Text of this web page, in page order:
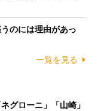
のには理由があっ
一覧を見る
グローニ」「山崎」